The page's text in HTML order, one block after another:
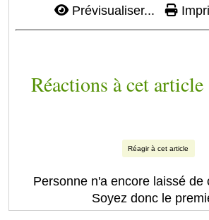
Prévisualiser...
Réactions à cet article
Réagir à cet article
Personne n'a encore laissé de
Soyez donc le